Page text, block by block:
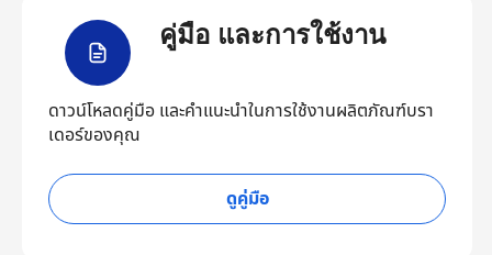
คู่มือ และการใช้งาน
ดาวน์โหลดคู่มือ และคำแนะนำในการใช้งานผลิตภัณฑ์บรา
เดอร์ของคุณ
ดูคู่มือ